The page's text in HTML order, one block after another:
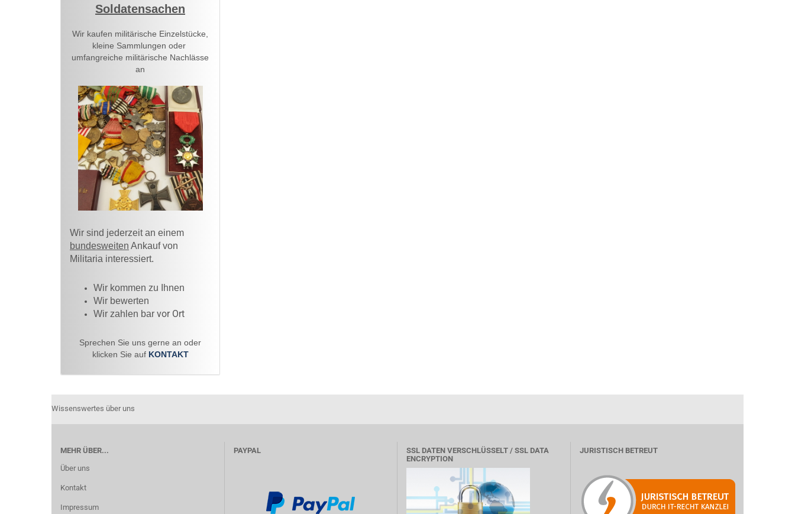
Soldatensachen
Wir kaufen militärische Einzelstücke,
kleine Sammlungen oder
umfangreiche militärische Nachlässe
an
Wir sind jederzeit an einem
bundesweiten Ankauf von
Militaria interessiert.
Wir kommen zu Ihnen​
Wir bewerten
Wir zahlen bar vor Ort
Sprechen Sie uns gerne an oder
klicken Sie auf KONTAKT
Wissenswertes über uns
MEHR ÜBER...
Über uns
Kontakt
Impressum
PAYPAL
SSL DATEN VERSCHLÜSSELT / SSL DATA
ENCRYPTION
JURISTISCH BETREUT